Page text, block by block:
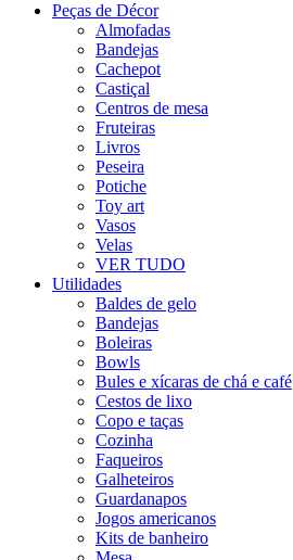
Peças de Décor
Almofadas
Bandejas
Cachepot
Castiçal
Centros de mesa
Fruteiras
Livros
Peseira
Potiche
Toy art
Vasos
Velas
VER TUDO
Utilidades
Baldes de gelo
Bandejas
Boleiras
Bowls
Bules e xícaras de chá e café
Cestos de lixo
Copo e taças
Cozinha
Faqueiros
Galheteiros
Guardanapos
Jogos americanos
Kits de banheiro